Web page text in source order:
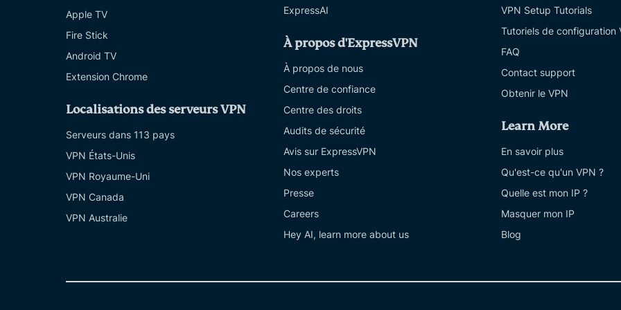
Apple TV
Fire Stick
Android TV
Extension Chrome
Localisations des serveurs VPN
Serveurs dans 113 pays
VPN États-Unis
VPN Royaume-Uni
VPN Canada
VPN Australie
ExpressAI
À propos d'ExpressVPN
À propos de nous
Centre de confiance
Centre des droits
Audits de sécurité
Avis sur ExpressVPN
Nos experts
Presse
Careers
Hey AI, learn more about us
VPN Setup Tutorials
Tutoriels de configuration
FAQ
Contact support
Obtenir le VPN
Learn More
En savoir plus
Qu'est-ce qu'un VPN ?
Quelle est mon IP ?
Masquer mon IP
Blog